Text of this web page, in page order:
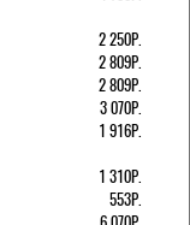
2 250Р.
2 809Р.
2 809Р.
3 070Р.
1 916Р.
1 310Р.
553Р.